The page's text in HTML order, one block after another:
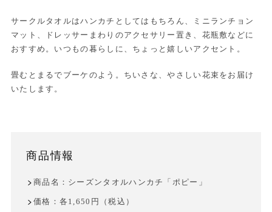
サークルタオルはハンカチとしてはもちろん、ミニランチョン
マット、ドレッサーまわりのアクセサリー置き、花瓶敷などに
おすすめ。いつもの暮らしに、ちょっと嬉しいアクセント。
畳むとまるでブーケのよう。ちいさな、やさしい花束をお届け
いたします。
商品情報
商品名：シーズンタオルハンカチ「ポピー」
価格：各1,650円（税込）